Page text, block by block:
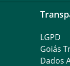
LGPD
Goiás
Dados